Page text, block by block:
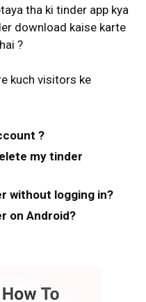
tha ki tinder app kya
download kaise karte
?
kuch visitors ke
?
my tinder
without logging in?
on Android?